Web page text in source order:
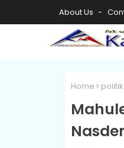
About Us
Home politik